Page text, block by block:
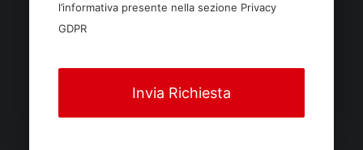
l’informativa presente nella sezione Privacy
GDPR